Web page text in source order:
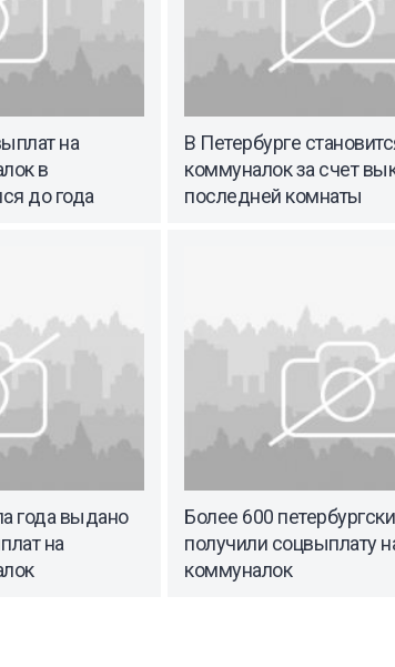
на
в
до года
В Петербурге
коммуналок за счет
последней комнаты
года выдано
на
Более 600
получили соцвыплату
коммуналок